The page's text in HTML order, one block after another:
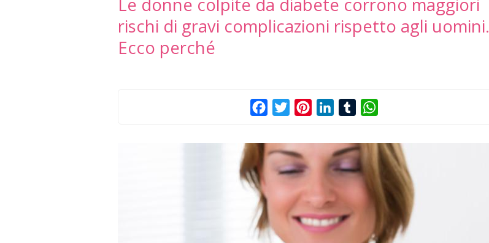
Le donne colpite da diabete corrono maggiori
rischi di gravi complicazioni rispetto agli uomini.
Ecco perché
FacebookTwitterPinterestLinkedInTumblr